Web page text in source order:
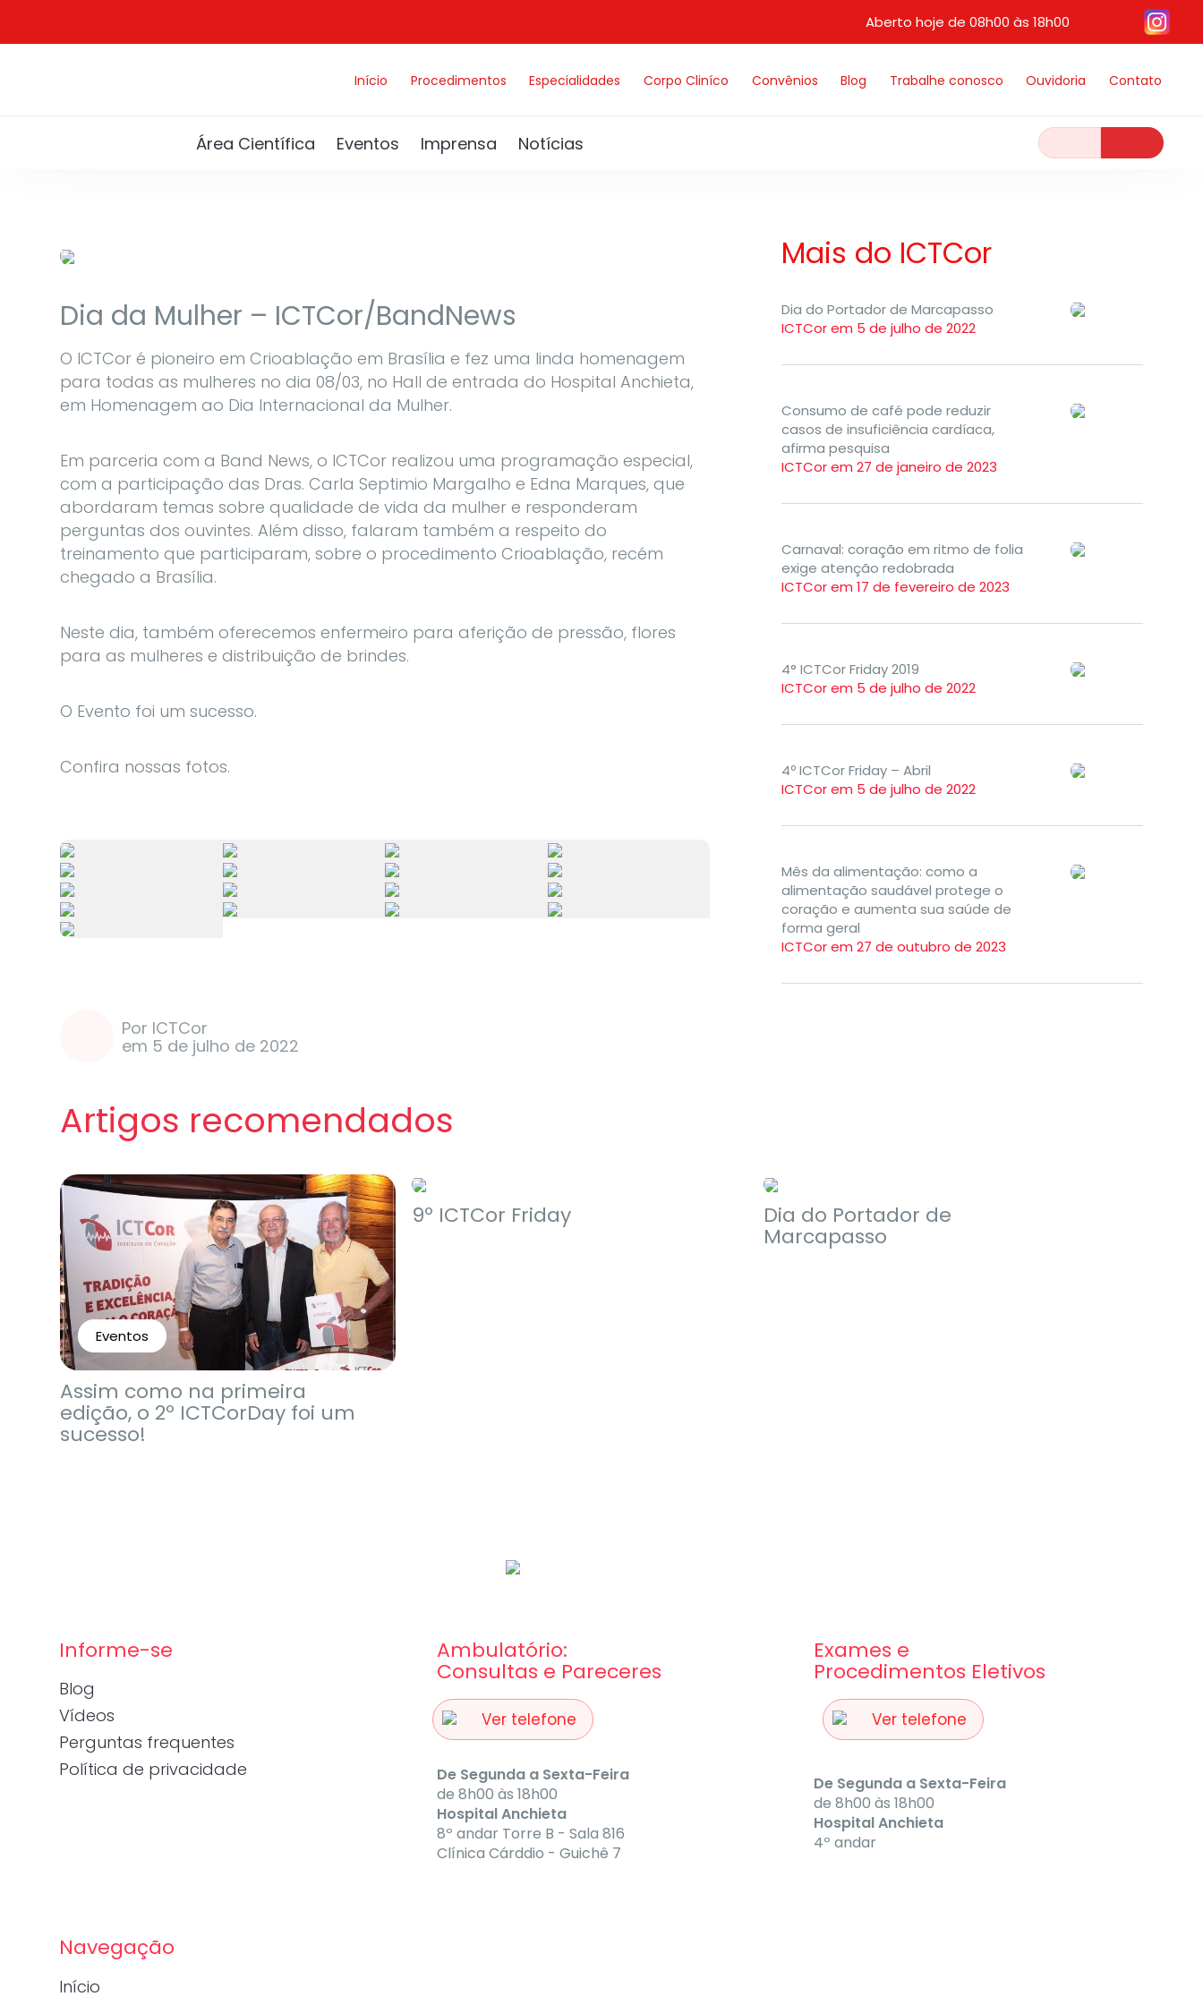
Aberto hoje de 08h00 às 18h00
Contato
Ouvidoria
Trabalhe conosco
Blog
Convênios
Corpo Cliníco
Especialidades
Procedimentos
Início
Área Científica Eventos Imprensa Notícias
Dia da Mulher – ICTCor/BandNews
O ICTCor é pioneiro em Crioablação em Brasília e fez uma linda homenagem
para todas as mulheres no dia 08/03, no Hall de entrada do Hospital Anchieta,
em Homenagem ao Dia Internacional da Mulher.
Em parceria com a Band News, o ICTCor realizou uma programação especial,
com a participação das Dras. Carla Septimio Margalho e Edna Marques, que
abordaram temas sobre qualidade de vida da mulher e responderam
perguntas dos ouvintes. Além disso, falaram também a respeito do
treinamento que participaram, sobre o procedimento Crioablação, recém
chegado a Brasília.
Neste dia, também oferecemos enfermeiro para aferição de pressão, flores
para as mulheres e distribuição de brindes.
O Evento foi um sucesso.
Confira nossas fotos.
Por ICTCor
em 5 de julho de 2022
Mais do ICTCor
Dia do Portador de Marcapasso
ICTCor em 5 de julho de 2022
Consumo de café pode reduzir
casos de insuficiência cardíaca,
afirma pesquisa
ICTCor em 27 de janeiro de 2023
Carnaval: coração em ritmo de folia
exige atenção redobrada
ICTCor em 17 de fevereiro de 2023
4° ICTCor Friday 2019
ICTCor em 5 de julho de 2022
4º ICTCor Friday – Abril
ICTCor em 5 de julho de 2022
Mês da alimentação: como a
alimentação saudável protege o
coração e aumenta sua saúde de
forma geral
ICTCor em 27 de outubro de 2023
Artigos recomendados
Eventos
Assim como na primeira
edição, o 2º ICTCorDay foi um
sucesso!
9º ICTCor Friday Dia do Portador de
Marcapasso
Exames e
Procedimentos Eletivos
Ver telefone
De Segunda a Sexta-Feira
de 8h00 às 18h00
Hospital Anchieta
4º andar
Ambulatório:
Consultas e Pareceres
Ver telefone
De Segunda a Sexta-Feira
de 8h00 às 18h00
Hospital Anchieta
8º andar Torre B - Sala 816
Clínica Cárddio - Guichê 7
Informe-se
Blog
Vídeos
Perguntas frequentes
Política de privacidade
Navegação
Início